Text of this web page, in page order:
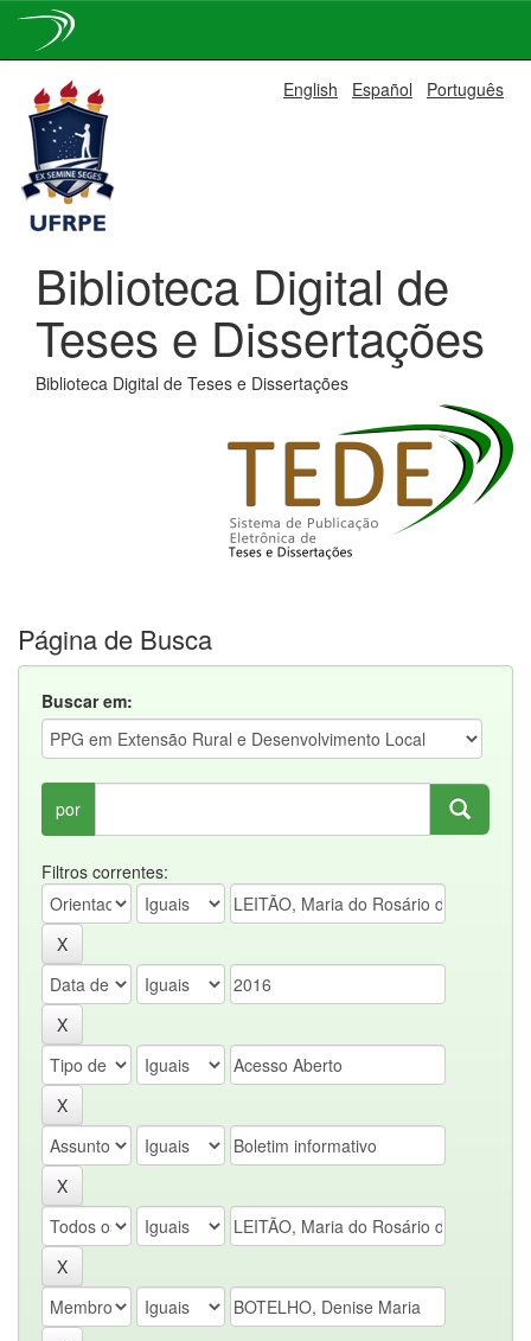
navigation
English Español Português
Biblioteca Digital de
Teses e Dissertações
Biblioteca Digital de Teses e Dissertações
Página de Busca
Buscar em:
por
Filtros correntes: